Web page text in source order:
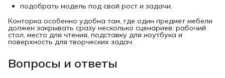
подобрать модель под свой рост и задачи.
Конторка особенно удобна там, где один предмет мебели
должен закрывать сразу несколько сценариев: рабочий
стол, место для чтения, подставку для ноутбука и
поверхность для творческих задач.
Вопросы и ответы